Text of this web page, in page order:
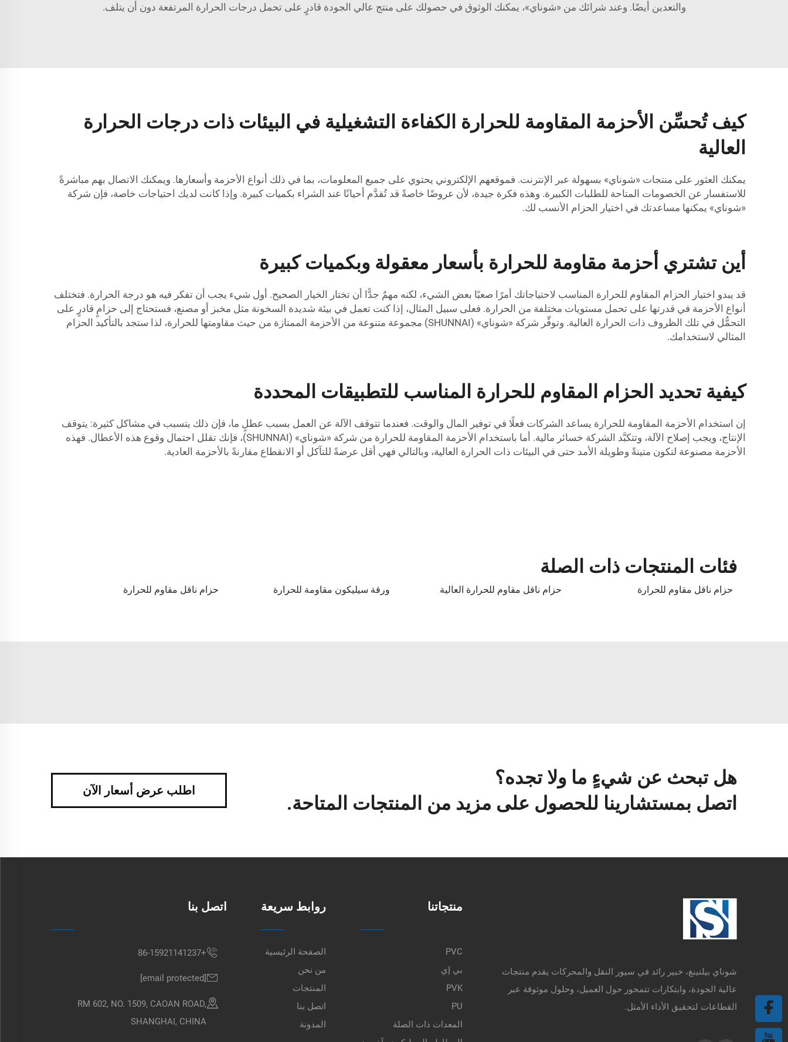
والتعدين أيضًا. وعند شرائك من «شوناي»، يمكنك الوثوق في حصولك على منتج عالي الجودة قادرٍ على تحمل درجات الحرارة المرتفعة دون أن يتلف.
كيف تُحسِّن الأحزمة المقاومة للحرارة الكفاءة التشغيلية في البيئات ذات درجات الحرارة
العالية
يمكنك العثور على منتجات «شوناي» بسهولة عبر الإنترنت. فموقعهم الإلكتروني يحتوي على جميع المعلومات، بما في ذلك أنواع الأحزمة وأسعارها. ويمكنك الاتصال بهم مباشرةً
للاستفسار عن الخصومات المتاحة للطلبات الكبيرة. وهذه فكرة جيدة، لأن عروضًا خاصةً قد تُقدَّم أحيانًا عند الشراء بكميات كبيرة. وإذا كانت لديك احتياجات خاصة، فإن شركة
«شوناي» يمكنها مساعدتك في اختيار الحزام الأنسب لك.
أين تشتري أحزمة مقاومة للحرارة بأسعار معقولة وبكميات كبيرة
قد يبدو اختيار الحزام المقاوم للحرارة المناسب لاحتياجاتك أمرًا صعبًا بعض الشيء، لكنه مهمٌ جدًّا أن تختار الخيار الصحيح. أول شيء يجب أن تفكر فيه هو درجة الحرارة. فتختلف
أنواع الأحزمة في قدرتها على تحمل مستويات مختلفة من الحرارة. فعلى سبيل المثال، إذا كنت تعمل في بيئة شديدة السخونة مثل مخبز أو مصنع، فستحتاج إلى حزامٍ قادرٍ على
التحمُّل في تلك الظروف ذات الحرارة العالية. وتوفِّر شركة «شوناي» (SHUNNAI) مجموعة متنوعة من الأحزمة الممتازة من حيث مقاومتها للحرارة، لذا ستجد بالتأكيد الحزام
المثالي لاستخدامك.
كيفية تحديد الحزام المقاوم للحرارة المناسب للتطبيقات المحددة
إن استخدام الأحزمة المقاومة للحرارة يساعد الشركات فعلًا في توفير المال والوقت. فعندما تتوقف الآلة عن العمل بسبب عطلٍ ما، فإن ذلك يتسبب في مشاكل كثيرة: يتوقف
الإنتاج، ويجب إصلاح الآلة، وتتكبَّد الشركة خسائر مالية. أما باستخدام الأحزمة المقاومة للحرارة من شركة «شوناي» (SHUNNAI)، فإنك تقلل احتمال وقوع هذه الأعطال. فهذه
الأحزمة مصنوعة لتكون متينةً وطويلة الأمد حتى في البيئات ذات الحرارة العالية، وبالتالي فهي أقل عرضةً للتآكل أو الانقطاع مقارنةً بالأحزمة العادية.
فئات المنتجات ذات الصلة
حزام ناقل مقاوم للحرارة حزام ناقل مقاوم للحرارة العالية ورقة سيليكون مقاومة للحرارة حزام ناقل مقاوم للحرارة
هل تبحث عن شيءٍ ما ولا تجده؟
اتصل بمستشارينا للحصول على مزيد من المنتجات المتاحة.
اطلب عرض أسعار الآن
شوناي بيلتينغ، خبير رائد في سيور النقل والمحركات يقدم منتجات
عالية الجودة، وابتكارات تتمحور حول العميل، وحلول موثوقة عبر
القطاعات لتحقيق الأداء الأمثل.
منتجاتنا
PVC
بي إي
PVK
PU
المعدات ذات الصلة
روابط سريعة
الصفحة الرئيسية
من نحن
المنتجات
اتصل بنا
المدونة
اتصل بنا
+86-15921141237
[email protected]
RM 602, NO. 1509, CAOAN ROAD,
SHANGHAI, CHINA